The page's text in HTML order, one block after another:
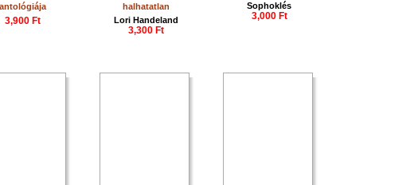
3,900 Ft
halhatatlan
Lori Handeland
3,300 Ft
Sophoklés
3,000 Ft